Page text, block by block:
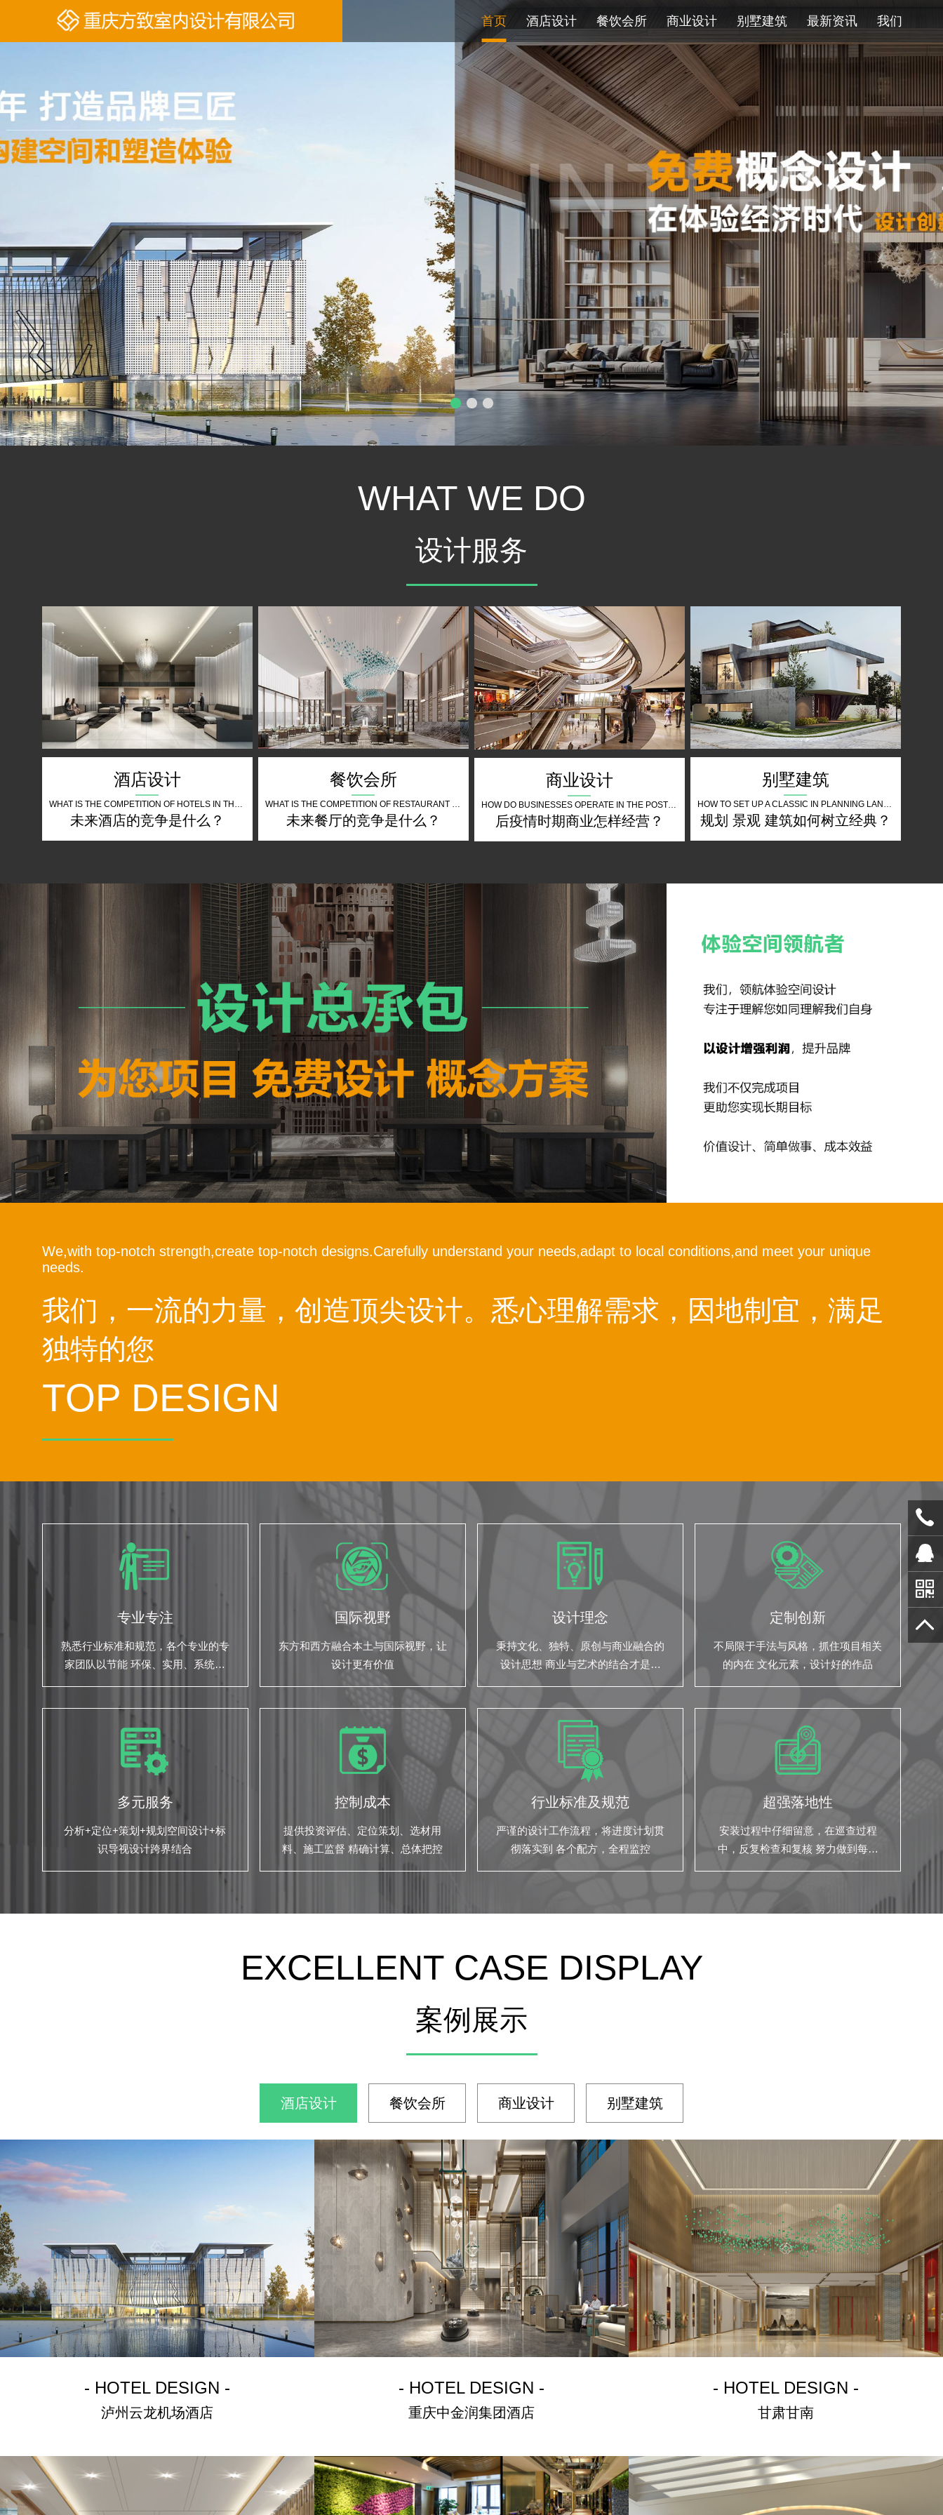
首页 酒店设计 餐饮会所 商业设计 别墅建筑 最新资讯 我们
WHAT WE DO
设计服务
酒店设计
WHAT IS THE COMPETITION OF HOTELS IN THE FUTURE
未来酒店的竞争是什么？
餐饮会所
WHAT IS THE COMPETITION OF RESTAURANT THE FUTURE
未来餐厅的竞争是什么？
商业设计
后疫情时期商业怎样经营？
别墅建筑
HOW TO SET UP A CLASSIC IN PLANNING LANDSCAPE ARCHITECTURE
规划 景观 建筑如何树立经典？
We,with top-notch strength,create top-notch designs.Carefully understand your needs,adapt to local conditions,and meet your unique
needs.
我们，一流的力量，创造顶尖设计。悉心理解需求，因地制宜，满足
独特的您
TOP DESIGN
专业专注
熟悉行业标准和规范，各个专业的专
家团队以节能 环保、实用、系统性
国际视野
东方和西方融合本土与国际视野，让
设计更有价值
设计理念
秉持文化、独特、原创与商业融合的
设计思想 商业与艺术的结合才是我
定制创新
不局限于手法与风格，抓住项目相关
的内在 文化元素，设计好的作品
多元服务
分析+定位+策划+规划空间设计+标
识导视设计跨界结合
控制成本
提供投资评估、定位策划、选材用
料、施工监督 精确计算、总体把控
行业标准及规范
严谨的设计工作流程，将进度计划贯
彻落实到 各个配方，全程监控
超强落地性
安装过程中仔细留意，在巡查过程
中，反复检查和复核 努力做到每一
EXCELLENT CASE DISPLAY
案例展示
酒店设计 餐饮会所 商业设计 别墅建筑
- HOTEL DESIGN -
泸州云龙机场酒店
- HOTEL DESIGN -
重庆中金润集团酒店
- HOTEL DESIGN -
甘肃甘南